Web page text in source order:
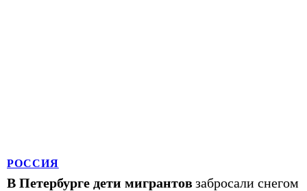
РОССИЯ
В Петербурге дети мигрантовзабросали снегом